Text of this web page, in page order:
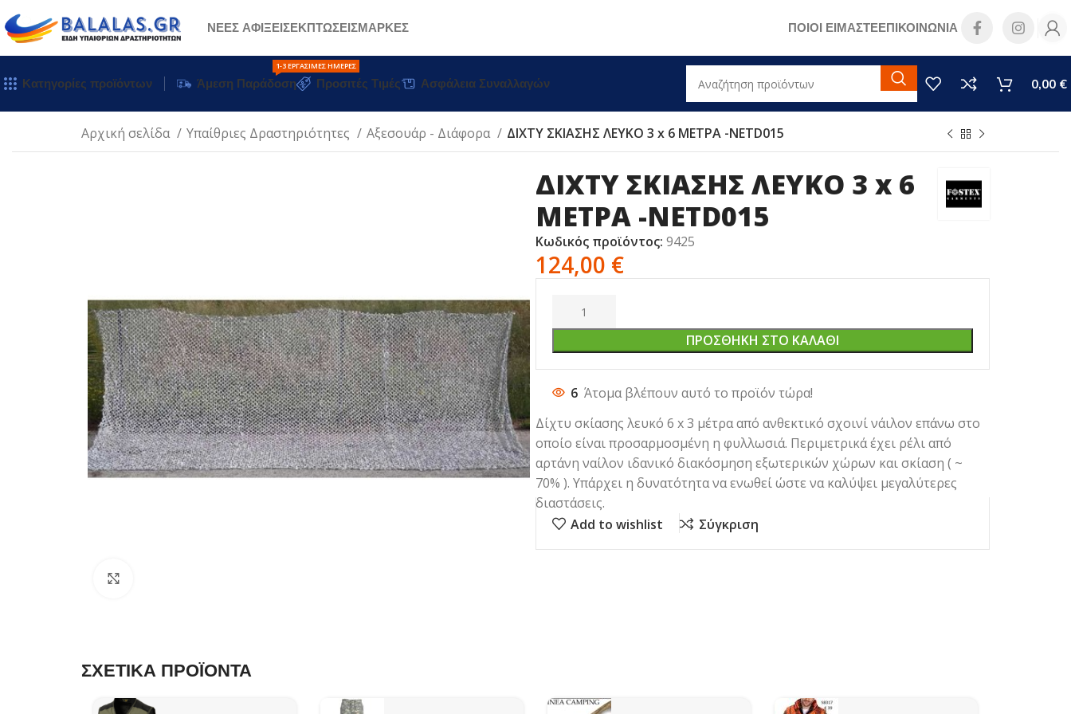
ΝΕΕΣ ΑΦΙΞΕΙΣΕΚΠΤΩΣΕΙΣΜΑΡΚΕΣ ΠΟΙΟΙ ΕΙΜΑΣΤΕΕΠΙΚΟΙΝΩΝΙΑ
Κατηγορίες προϊόντων Άμεση Παράδοση
1-3 ΕΡΓΆΣΙΜΕΣ ΗΜΈΡΕΣ
Προσιτές Τιμές Ασφάλεια Συναλλαγών 0,00 €
Αρχική σελίδα Υπαίθριες Δραστηριότητες Αξεσουάρ - Διάφορα ΔΙΧΤΥ ΣΚΙΑΣΗΣ ΛΕΥΚΟ 3 x 6 ΜΕΤΡΑ -NETD015
ΔΙΧΤΥ ΣΚΙΑΣΗΣ ΛΕΥΚΟ 3 x 6
ΜΕΤΡΑ -NETD015
Κωδικός προϊόντος: 9425
124,00 €
ΠΡΟΣΘΉΚΗ ΣΤΟ ΚΑΛΆΘΙ
6 Άτομα βλέπουν αυτό το προϊόν τώρα!
Δίχτυ σκίασης λευκό 6 x 3 μέτρα από ανθεκτικό σχοινί νάιλον επάνω στο
οποίο είναι προσαρμοσμένη η φυλλωσιά. Περιμετρικά έχει ρέλι από
αρτάνη ναίλον ιδανικό διακόσμηση εξωτερικών χώρων και σκίαση ( ~
70% ). Υπάρχει η δυνατότητα να ενωθεί ώστε να καλύψει μεγαλύτερες
διαστάσεις.
Add to wishlist
Σύγκριση
ΣΧΕΤΙΚΑ ΠΡΟΪΟΝΤΑ